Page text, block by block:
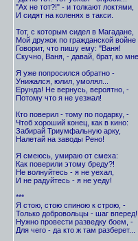
"Ах не тот?!" - и толкают локтями,
И сидят на коленях в такси.
Тот, с которым сидел в Магадане,
Мой дружок по гражданской войне
Говорит, что пишу ему: "Ваня!
Скучно, Ваня, - давай, брат, ко
Я уже попросился обратно -
Унижался, юлил, умолял...
Ерунда! Не вернусь, вероятно, -
Потому что я не уезжал!
Кто поверил - тому по подарку, -
Чтоб хороший конец, как в кино:
Забирай Триумфальную арку,
Налетай на заводы Рено!
Я смеюсь, умираю от смеха:
Как поверили этому бреду?!
Не волнуйтесь - я не уехал,
И не радуйтесь - я не уеду!
***
Я стою, стою спиною к строю, -
Только добровольцы - шаг вперед!
Нужно провести разведку боем, -
Для чего - да кто ж там разберет...